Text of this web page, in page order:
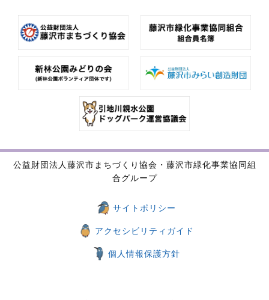
公益財団法人藤沢市まちづくり協会・藤沢市緑化事業協同組
合グループ
サイトポリシー
アクセシビリティガイド
個人情報保護方針